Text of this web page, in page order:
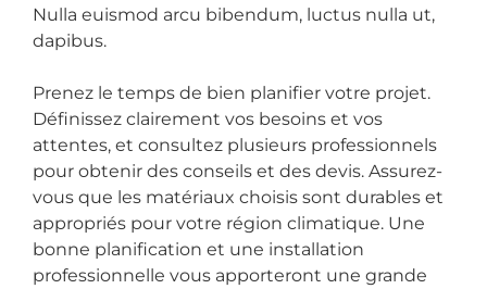
Nulla euismod arcu bibendum, luctus nulla ut,
dapibus.
Prenez le temps de bien planifier votre projet.
Définissez clairement vos besoins et vos
attentes, et consultez plusieurs professionnels
pour obtenir des conseils et des devis. Assurez-
vous que les matériaux choisis sont durables et
appropriés pour votre région climatique. Une
bonne planification et une installation
professionnelle vous apporteront une grande